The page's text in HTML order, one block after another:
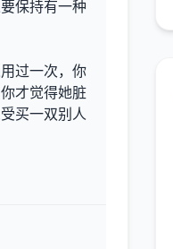
保持有一种
过一次，你
才觉得她脏
买一双别人